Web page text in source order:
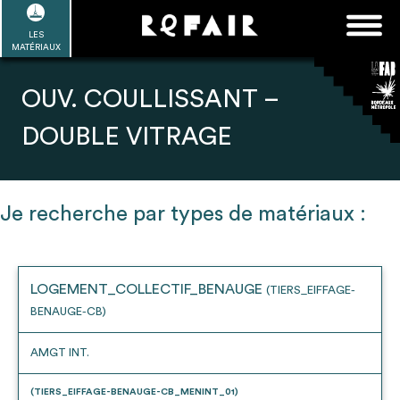
Passer
contenu
LES
MATÉRIAUX
EN SAVOIR PLUS
FAQ
Rechercher :
Refair mode d'emploi
2
Une fois connnecté, Télécharger les
OUV. COULLISSANT –
DOUBLE VITRAGE
Je recherche par types de matériaux :
LOGEMENT_COLLECTIF_BENAUGE (TIERS_EIFFAGE-
BENAUGE-CB)
AMGT INT.
(TIERS_EIFFAGE-BENAUGE-CB_MENINT_01)